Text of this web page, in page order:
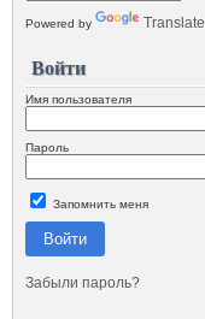
Powered by Translate
Войти
Имя пользователя
Пароль
Запомнить меня
Войти
Забыли пароль?